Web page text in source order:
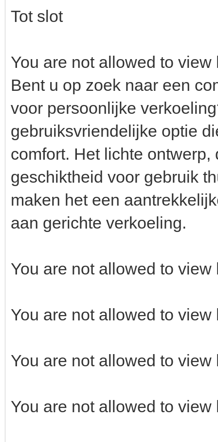
Tot slot
You are not allowed to
Bent u op zoek naar een
voor persoonlijke
gebruiksvriendelijke optie
comfort. Het lichte
geschiktheid voor gebruik
maken het een
aan gerichte verkoeling.
You are not allowed to
You are not allowed to
You are not allowed to
You are not allowed to